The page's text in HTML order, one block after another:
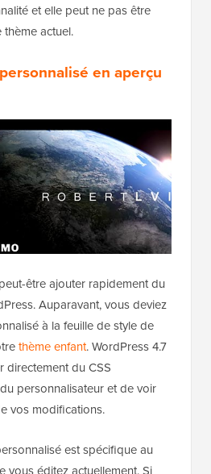
et elle peut ne pas être
actuel.
en aperçu
être ajouter rapidement du
Auparavant, vous deviez
à la feuille de style de
thème enfant. WordPress 4.7
du CSS
personnalisateur et de voir
vos modifications.
est spécifique au